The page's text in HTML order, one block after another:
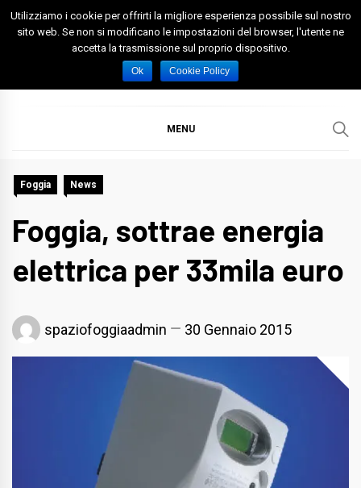
Skip
Spazio Foggia
Foggia News Calcio Eventi e Attività nella Capitanata
MENU
Foggia News
Foggia, sottrae energia
elettrica per 33mila euro
spaziofoggiaadmin 30 Gennaio 2015
Utilizziamo i cookie per offrirti la migliore esperienza possibile sul nostro
sito web. Se non si modificano le impostazioni del browser, l'utente ne
accetta la trasmissione sul proprio dispositivo.
Ok Cookie Policy